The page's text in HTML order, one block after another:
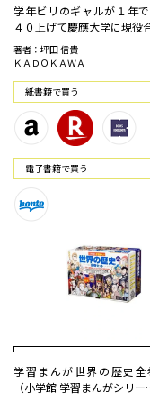
学年ビリのギャルが１年
４０上げて慶應大学に現役
著者：坪田 信貴
ＫＡＤＯＫＡＷＡ
紙書籍で買う
電⼦書籍で買う
学習まんが世界の歴史全
（小学館 学習まんがシリ